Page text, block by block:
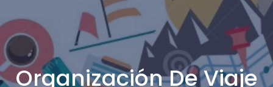
Organización De Viaje